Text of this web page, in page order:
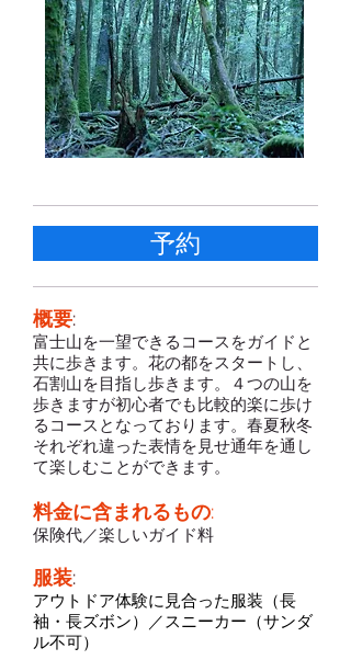
予約
概要:
富士山を一望できるコースをガイドと
共に歩きます。花の都をスタートし、
石割山を目指し歩きます。４つの山を
歩きますが初心者でも比較的楽に歩け
るコースとなっております。春夏秋冬
それぞれ違った表情を見せ通年を通し
て楽しむことができます。
料金に含まれるもの:
保険代／楽しいガイド料
服装:
アウトドア体験に見合った服装（長
袖・長ズボン）／スニーカー（サンダ
ル不可）